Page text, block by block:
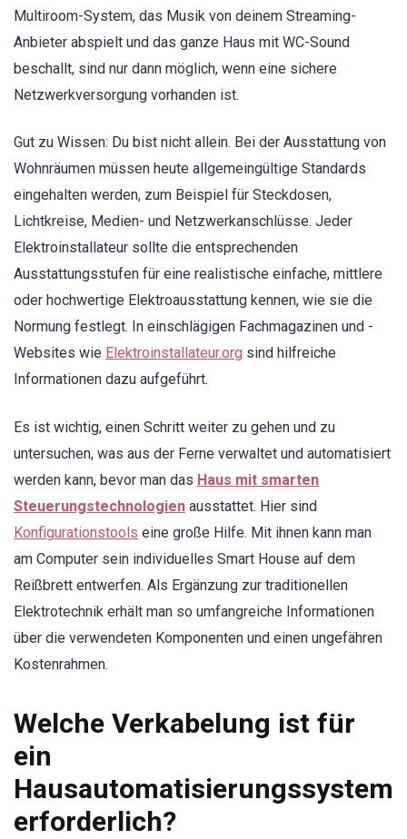
Multiroom-System, das Musik von deinem Streaming-
Anbieter abspielt und das ganze Haus mit WC-Sound
beschallt, sind nur dann möglich, wenn eine sichere
Netzwerkversorgung vorhanden ist.
Gut zu Wissen: Du bist nicht allein. Bei der Ausstattung von
Wohnräumen müssen heute allgemeingültige Standards
eingehalten werden, zum Beispiel für Steckdosen,
Lichtkreise, Medien- und Netzwerkanschlüsse. Jeder
Elektroinstallateur sollte die entsprechenden
Ausstattungsstufen für eine realistische einfache, mittlere
oder hochwertige Elektroausstattung kennen, wie sie die
Normung festlegt. In einschlägigen Fachmagazinen und -
Websites wie Elektroinstallateur.org sind hilfreiche
Informationen dazu aufgeführt.
Es ist wichtig, einen Schritt weiter zu gehen und zu
untersuchen, was aus der Ferne verwaltet und automatisiert
werden kann, bevor man das Haus mit smarten
Steuerungstechnologien ausstattet. Hier sind
Konfigurationstools eine große Hilfe. Mit ihnen kann man
am Computer sein individuelles Smart House auf dem
Reißbrett entwerfen. Als Ergänzung zur traditionellen
Elektrotechnik erhält man so umfangreiche Informationen
über die verwendeten Komponenten und einen ungefähren
Kostenrahmen.
Welche Verkabelung ist für
ein
Hausautomatisierungssystem
erforderlich?